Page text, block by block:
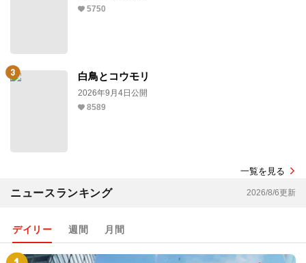
5750
白鳥とコウモリ
2026年9月4日公開
8589
一覧を見る
ニュースランキング 2026/8/6更新
デイリー 週間 月間